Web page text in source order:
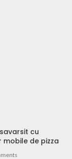
cu
de pizza